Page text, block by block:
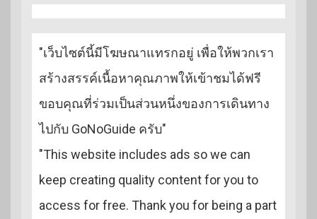
"เว็บไซต์นี้มีโฆษณาแทรกอยู่ เพื่อให้พวกเรา
สร้างสรรค์เนื้อหาคุณภาพให้เข้าชมได้ฟรี
ขอบคุณที่ร่วมเป็นส่วนหนึ่งของการเดินทาง
ไปกับ GoNoGuide ครับ"
"This website includes ads so we can
keep creating quality content for you to
access for free. Thank you for being a part